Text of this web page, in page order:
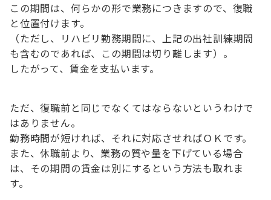
この期間は、何らかの形で業務につきますので、復職
と位置付けます。
（ただし、リハビリ勤務期間に、上記の出社訓練期間
も含むのであれば、この期間は切り離します）。
したがって、賃金を支払います。
ただ、復職前と同じでなくてはならないというわけで
はありません。
勤務時間が短ければ、それに対応させればＯＫです。
また、休職前より、業務の質や量を下げている場合
は、その期間の賃金は別にするという方法も取れま
す。